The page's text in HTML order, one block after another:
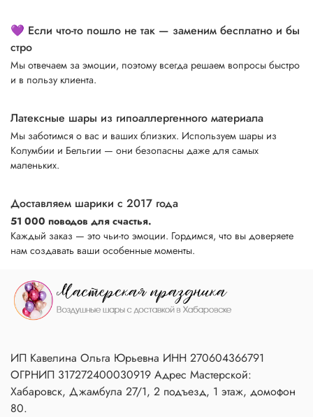
💜 Если что-то пошло не так — заменим бесплатно и бы
стро
Мы отвечаем за эмоции, поэтому всегда решаем вопросы быстро
и в пользу клиента.
Латексные шары из гипоаллергенного материала
Мы заботимся о вас и ваших близких. Используем шары из
Колумбии и Бельгии — они безопасны даже для самых
маленьких.
Доставляем шарики с 2017 года
51 000 поводов для счастья.
Каждый заказ — это чьи-то эмоции. Гордимся, что вы доверяете
нам создавать ваши особенные моменты.
ИП Кавелина Ольга Юрьевна ИНН 270604366791
ОГРНИП 317272400030919 Адрес Мастерской:
Хабаровск, Джамбула 27/1, 2 подъезд, 1 этаж, домофон
80.